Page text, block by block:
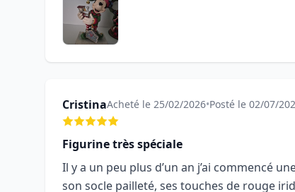
CristinaAcheté le 25/02/2026•Posté le 02/07/
Figurine très spéciale
Il y a un peu plus d’un an j’ai commencé
son socle pailleté, ses touches de rouge